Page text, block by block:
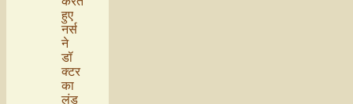
हुए
नर्स
ने
डॉ
क्टर
का
लंड